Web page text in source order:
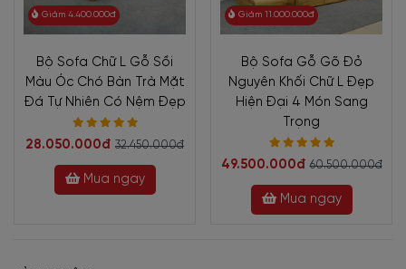
Giảm 4.400.000đ
Bộ Sofa Chữ L Gỗ Sồi
Màu Óc Chó Bàn Trà Mặt
Đá Tự Nhiên Có Nệm Đẹp
28.050.000đ 32.450.000đ
Mua ngay
Giảm 11.000.000đ
Bộ Sofa Gỗ Gõ Đỏ
Nguyên Khối Chữ L Đẹp
Hiện Đại 4 Món Sang
Trọng
49.500.000đ 60.500.000đ
Mua ngay